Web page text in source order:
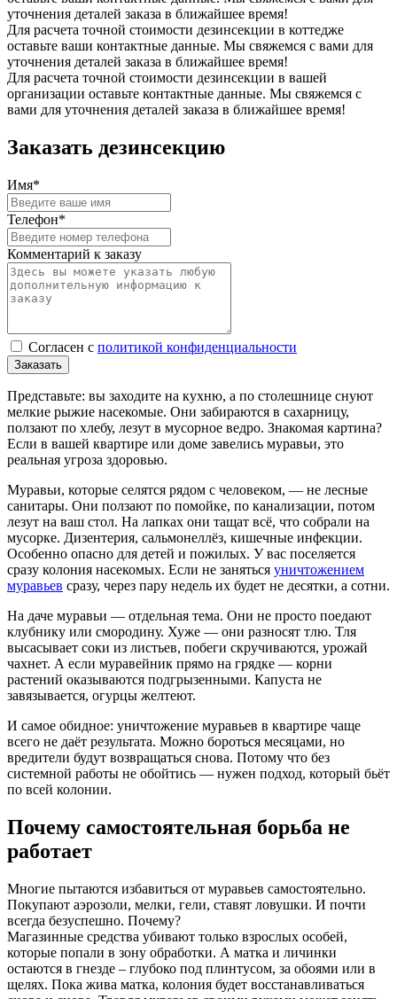
уточнения деталей заказа в ближайшее время!
Для расчета точной стоимости дезинсекции в коттедже
оставьте ваши контактные данные. Мы свяжемся с вами для
уточнения деталей заказа в ближайшее время!
Для расчета точной стоимости дезинсекции в вашей
организации оставьте контактные данные. Мы свяжемся с
вами для уточнения деталей заказа в ближайшее время!
Заказать дезинсекцию
Имя*
Телефон*
Комментарий к заказу
Cогласен с политикой конфиденциальности
Заказать
Представьте: вы заходите на кухню, а по столешнице снуют
мелкие рыжие насекомые. Они забираются в сахарницу,
ползают по хлебу, лезут в мусорное ведро. Знакомая картина?
Если в вашей квартире или доме завелись муравьи, это
реальная угроза здоровью.
Муравьи, которые селятся рядом с человеком, — не лесные
санитары. Они ползают по помойке, по канализации, потом
лезут на ваш стол. На лапках они тащат всё, что собрали на
мусорке. Дизентерия, сальмонеллёз, кишечные инфекции.
Особенно опасно для детей и пожилых. У вас поселяется
сразу колония насекомых. Если не заняться уничтожением
муравьев сразу, через пару недель их будет не десятки, а сотни.
На даче муравьи — отдельная тема. Они не просто поедают
клубнику или смородину. Хуже — они разносят тлю. Тля
высасывает соки из листьев, побеги скручиваются, урожай
чахнет. А если муравейник прямо на грядке — корни
растений оказываются подгрызенными. Капуста не
завязывается, огурцы желтеют.
И самое обидное: уничтожение муравьев в квартире чаще
всего не даёт результата. Можно бороться месяцами, но
вредители будут возвращаться снова. Потому что без
системной работы не обойтись — нужен подход, который бьёт
по всей колонии.
Почему самостоятельная борьба не
работает
Многие пытаются избавиться от муравьев самостоятельно.
Покупают аэрозоли, мелки, гели, ставят ловушки. И почти
всегда безуспешно. Почему?
Магазинные средства убивают только взрослых особей,
которые попали в зону обработки. А матка и личинки
остаются в гнезде – глубоко под плинтусом, за обоями или в
щелях. Пока жива матка, колония будет восстанавливаться